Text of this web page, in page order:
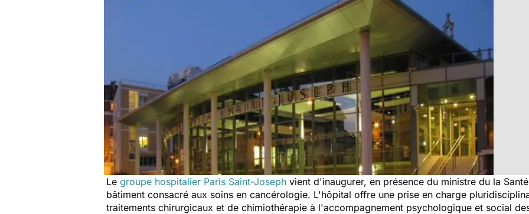
Le groupe hospitalier Paris Saint-Joseph vient d'inaugurer, en présence du ministre du la
bâtiment consacré aux soins en cancérologie. L'hôpital offre une prise en charge
traitements chirurgicaux et de chimiothérapie à l'accompagnement psychologique et social